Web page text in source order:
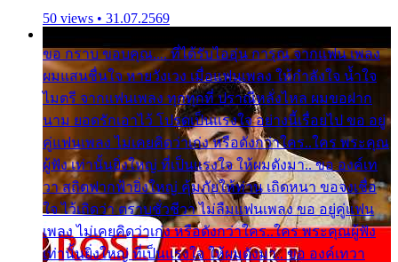
50 views • 31.07.2569
ขอ กราบ ขอบคุณ.... ที่ได้รับไออุ่น การุณ จากแฟน เพลง
ผมแสนชื่นใจ หายวังเวง เมื่อแฟนเพลง ให้กำลังใจ น้ำใจ
ไมตรี จากแฟนเพลง ทุกทุกที่ ปราณีหลั่งไหล ผมขอฝาก
นาม ยอดรักเอาไว้ โปรดเป็นแรงใจ อย่างนี้เรื่อยไป ขอ อยู่
คู่แฟนเพลง ไม่เคยคิดว่าเก่ง หรือดังกว่าใคร..ใคร พระคุณ
ผู้ฟัง เท่านั้นยิ่งใหญ่ ที่เป็นแรงใจ ให้ผมดังมา.. ขอ องค์เท
วา สถิตฟากฟ้ายิ่งใหญ่ คุ้มภัยให้ท่าน เถิดหนา ขอจงเชื่อ
ใจ ไว้เถิดว่า ตราบชั่วชีวา ไม่ลืมแฟนเพลง ขอ อยู่คู่แฟน
เพลง ไม่เคยคิดว่าเก่ง หรือดังกว่าใคร..ใคร พระคุณผู้ฟัง
เท่านั้นยิ่งใหญ่ ที่เป็นแรงใจ ให้ผมดังมา.. ขอ องค์เทวา